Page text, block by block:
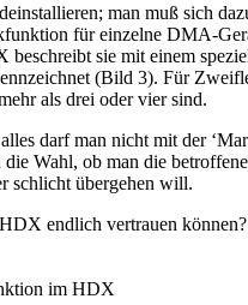
man muß sich
für einzelne DMA-
sie mit einem
(Bild 3). Für
als drei oder vier sind.
darf man nicht mit der
Wahl, ob man die
schlicht übergehen will.
endlich vertrauen können?
im HDX